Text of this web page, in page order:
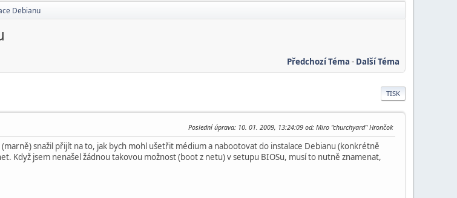
Debianu
Předchozí Téma - Další Téma
TISK
Poslední úprava: 10. 01. 2009, 13:24:09 od: Miro "churchyard" Hrončok
snažil přijít na to, jak bych mohl ušetřit médium a nabootovat do instalace Debianu (konkrétně
Když jsem nenašel žádnou takovou možnost (boot z netu) v setupu BIOSu, musí to nutně znamenat,